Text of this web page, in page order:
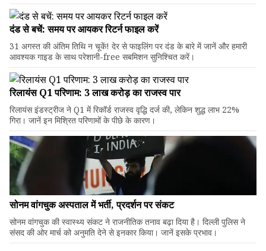
दंड से बचें: समय पर आयकर रिटर्न फाइल करें
31 अगस्त की अंतिम तिथि न चूकें! देर से फाइलिंग पर दंड के बारे में जानें और हमारी
आवश्यक गाइड के साथ परेशानी-free सबमिशन सुनिश्चित करें।
रिलायंस Q1 परिणाम: ₹3 लाख करोड़ का राजस्व पार
रिलायंस इंडस्ट्रीज ने Q1 में रिकॉर्ड राजस्व वृद्धि दर्ज की, लेकिन शुद्ध लाभ 22%
गिरा। जानें इन मिश्रित परिणामों के पीछे के कारण।
सोनम वांगचुक अस्पताल में भर्ती, प्रदर्शन पर संकट
सोनम वांगचुक की स्वास्थ्य संकट ने राजनीतिक तनाव बढ़ा दिया है। दिल्ली पुलिस ने
संसद की ओर मार्च को अनुमति देने से इनकार किया। जानें इसके प्रभाव।